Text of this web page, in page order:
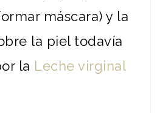
máscara) y la
la piel todavía
la Leche virginal